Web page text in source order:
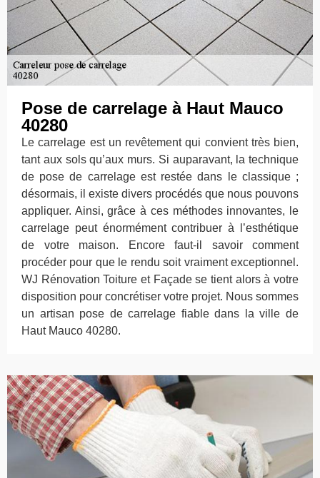
Pose de carrelage à Haut Mauco
40280
Le carrelage est un revêtement qui convient très bien,
tant aux sols qu’aux murs. Si auparavant, la technique
de pose de carrelage est restée dans le classique ;
désormais, il existe divers procédés que nous pouvons
appliquer. Ainsi, grâce à ces méthodes innovantes, le
carrelage peut énormément contribuer à l’esthétique
de votre maison. Encore faut-il savoir comment
procéder pour que le rendu soit vraiment exceptionnel.
WJ Rénovation Toiture et Façade se tient alors à votre
disposition pour concrétiser votre projet. Nous sommes
un artisan pose de carrelage fiable dans la ville de
Haut Mauco 40280.